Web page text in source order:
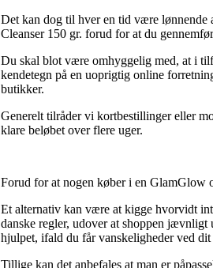
Det kan dog til hver en tid være lønnende
Cleanser 150 gr. forud for at du
Du skal blot være omhyggelig med, at i
kendetegn på en uoprigtig online
butikker.
Generelt tilråder vi kortbestillinger eller
klare beløbet over flere uger.
Forud for at nogen køber i en GlamGlow
Et alternativ kan være at kigge hvorvidt
danske regler, udover at shoppen jævnligt
hjulpet, ifald du får vanskeligheder ved dit
Tillige kan det anbefales at man er